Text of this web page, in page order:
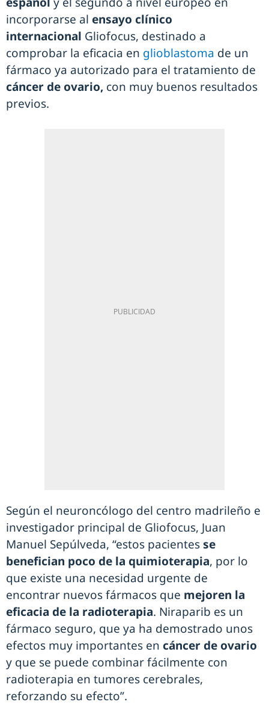
incorporarse al ensayo clínico
internacional Gliofocus, destinado a
comprobar la eficacia en glioblastoma de un
fármaco ya autorizado para el tratamiento de
cáncer de ovario, con muy buenos resultados
previos.
Según el neuroncólogo del centro madrileño e
investigador principal de Gliofocus, Juan
Manuel Sepúlveda, “estos pacientesse
benefician poco de la quimioterapia, por lo
que existe una necesidad urgente de
encontrar nuevos fármacos que mejoren la
eficacia de la radioterapia. Niraparib es un
fármaco seguro, que ya ha demostrado unos
efectos muy importantes en cáncer de ovario
y que se puede combinar fácilmente con
radioterapia en tumores cerebrales,
reforzando su efecto”.